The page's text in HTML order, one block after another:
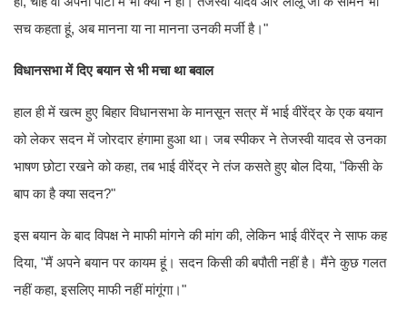
सच कहता हूं, अब मानना या ना मानना उनकी मर्जी है।"
विधानसभा में दिए बयान से भी मचा था बवाल
हाल ही में खत्म हुए बिहार विधानसभा के मानसून सत्र में भाई वीरेंद्र के एक बयान
को लेकर सदन में जोरदार हंगामा हुआ था। जब स्पीकर ने तेजस्वी यादव से उनका
भाषण छोटा रखने को कहा, तब भाई वीरेंद्र ने तंज कसते हुए बोल दिया, "किसी के
बाप का है क्या सदन?"
इस बयान के बाद विपक्ष ने माफी मांगने की मांग की, लेकिन भाई वीरेंद्र ने साफ कह
दिया, "मैं अपने बयान पर कायम हूं। सदन किसी की बपौती नहीं है। मैंने कुछ गलत
नहीं कहा, इसलिए माफी नहीं मांगूंगा।"